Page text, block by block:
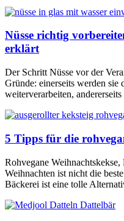
Nüsse richtig
erklärt
Der Schritt Nüsse vor der
Gründe: einerseits werden sie
weiterverarbeiten,
5 Tipps für die
Rohvegane
Weihnachten ist nicht die
Bäckerei ist eine tolle